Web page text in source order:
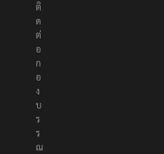
ติ
ด
ต่
อ
ก
อ
ง
บ
ร
ร
ณ